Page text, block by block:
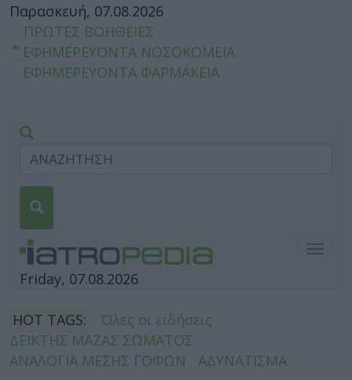
Παρασκευή, 07.08.2026
ΠΡΩΤΕΣ ΒΟΗΘΕΙΕΣ
ΕΦΗΜΕΡΕΥΟΝΤΑ ΝΟΣΟΚΟΜΕΙΑ
ΕΦΗΜΕΡΕΥΟΝΤΑ ΦΑΡΜΑΚΕΙΑ
Friday, 07.08.2026
HOT TAGS:
Όλες οι ειδήσεις
ΔΕΙΚΤΗΣ ΜΑΖΑΣ ΣΩΜΑΤΟΣ
ΑΝΑΛΟΓΙΑ ΜΕΣΗΣ ΓΟΦΩΝ
ΑΔΥΝΑΤΙΣΜΑ